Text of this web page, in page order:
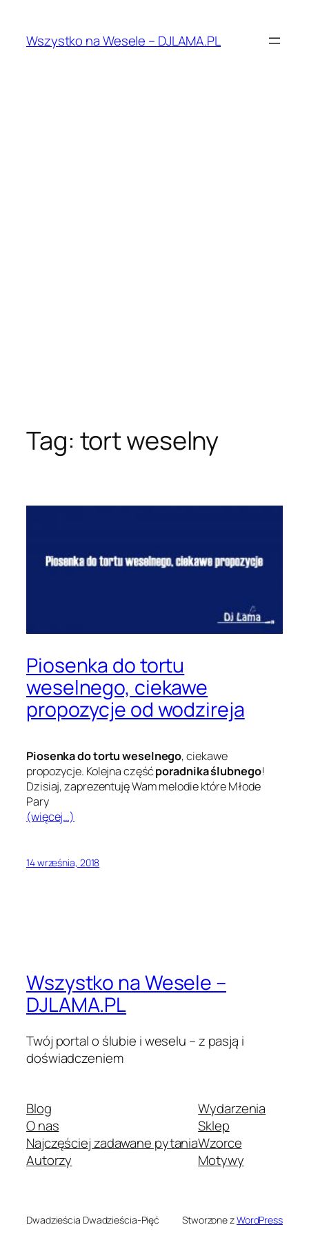
treściWszystko na Wesele – DJLAMA.PL
Tag: tort weselny
Piosenka do tortu
weselnego, ciekawe
propozycje od wodzireja
Piosenka do tortu weselnego, ciekawe
propozycje. Kolejna częśćporadnika ślubnego!
Dzisiaj, zaprezentuję Wam melodie które Młode
Pary
(więcej…)
14 września, 2018
Wszystko na Wesele –
DJLAMA.PL
Twój portal o ślubie i weselu – z pasją i
doświadczeniem
Blog
O nas
Najczęściej zadawane pytania
Autorzy
Wydarzenia
Sklep
Wzorce
Motywy
Dwadzieścia Dwadzieścia-Pięć Stworzone zWordPress